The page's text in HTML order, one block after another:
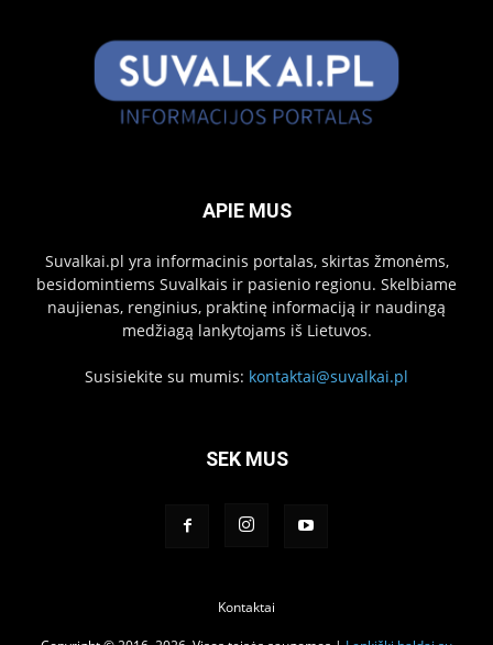
APIE MUS
Suvalkai.pl yra informacinis portalas, skirtas žmonėms,
besidomintiems Suvalkais ir pasienio regionu. Skelbiame
naujienas, renginius, praktinę informaciją ir naudingą
medžiagą lankytojams iš Lietuvos.
Susisiekite su mumis: kontaktai@suvalkai.pl
SEK MUS
Kontaktai